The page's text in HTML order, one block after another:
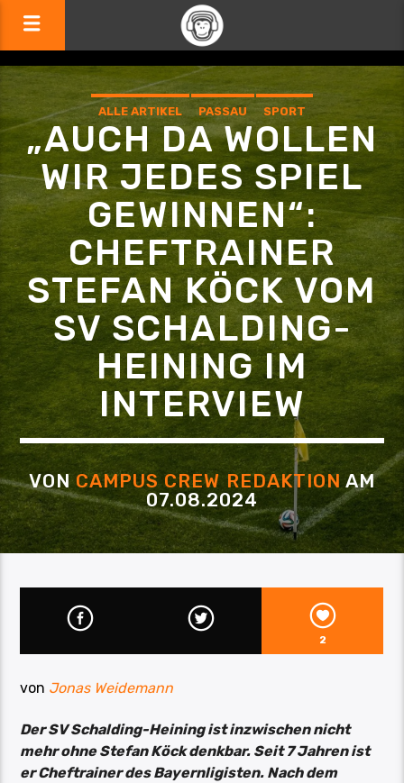
ALLE ARTIKEL PASSAU SPORT
„AUCH DA WOLLEN
WIR JEDES SPIEL
GEWINNEN“:
CHEFTRAINER
STEFAN KÖCK VOM
SV SCHALDING-
HEINING IM
INTERVIEW
VONCAMPUS CREW REDAKTION AM
07.08.2024
2
von Jonas Weidemann
Der SV Schalding-Heining ist inzwischen nicht
mehr ohne Stefan Köck denkbar. Seit 7 Jahren ist
er Cheftrainer des Bayernligisten. Nach dem